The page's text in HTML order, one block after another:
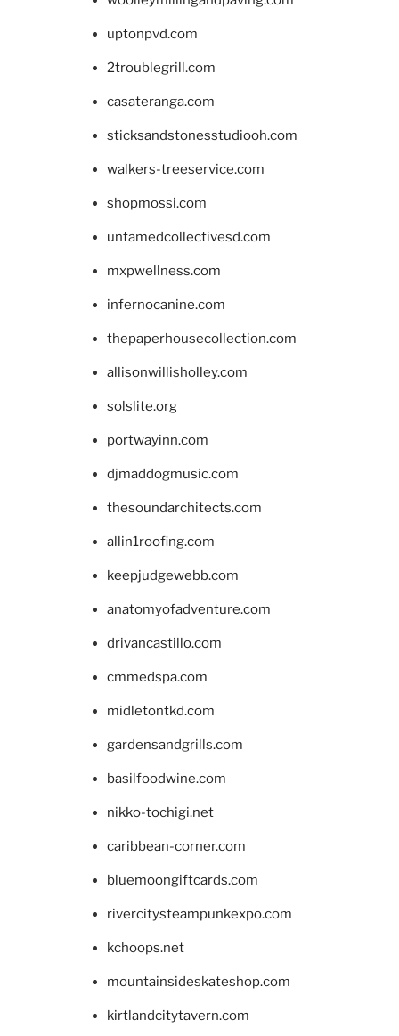
uptonpvd.com
2troublegrill.com
casateranga.com
sticksandstonesstudiooh.com
walkers-treeservice.com
shopmossi.com
untamedcollectivesd.com
mxpwellness.com
infernocanine.com
thepaperhousecollection.com
allisonwillisholley.com
solslite.org
portwayinn.com
djmaddogmusic.com
thesoundarchitects.com
allin1roofing.com
keepjudgewebb.com
anatomyofadventure.com
drivancastillo.com
cmmedspa.com
midletontkd.com
gardensandgrills.com
basilfoodwine.com
nikko-tochigi.net
caribbean-corner.com
bluemoongiftcards.com
rivercitysteampunkexpo.com
kchoops.net
mountainsideskateshop.com
kirtlandcitytavern.com